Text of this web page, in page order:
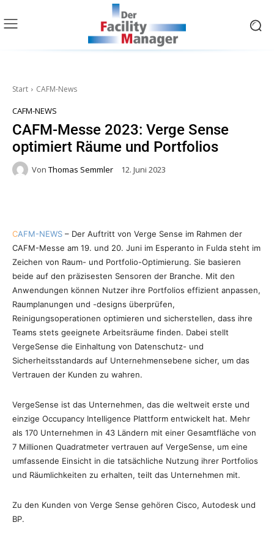
Start CAFM-News
CAFM-NEWS
CAFM-Messe 2023: Verge Sense
optimiert Räume und Portfolios
Von Thomas Semmler 12. Juni 2023
CAFM-NEWS – Der Auftritt von Verge Sense im Rahmen der
CAFM-Messe am 19. und 20. Juni im Esperanto in Fulda steht im
Zeichen von Raum- und Portfolio-Optimierung. Sie basieren
beide auf den präzisesten Sensoren der Branche. Mit den
Anwendungen können Nutzer ihre Portfolios effizient anpassen,
Raumplanungen und -designs überprüfen,
Reinigungsoperationen optimieren und sicherstellen, dass ihre
Teams stets geeignete Arbeitsräume finden. Dabei stellt
VergeSense die Einhaltung von Datenschutz- und
Sicherheitsstandards auf Unternehmensebene sicher, um das
Vertrauen der Kunden zu wahren.
VergeSense ist das Unternehmen, das die weltweit erste und
einzige Occupancy Intelligence Plattform entwickelt hat. Mehr
als 170 Unternehmen in 43 Ländern mit einer Gesamtfläche von
7 Millionen Quadratmeter vertrauen auf VergeSense, um eine
umfassende Einsicht in die tatsächliche Nutzung ihrer Portfolios
und Räumlichkeiten zu erhalten, teilt das Unternehmen mit.
Zu den Kunden von Verge Sense gehören Cisco, Autodesk und
BP.